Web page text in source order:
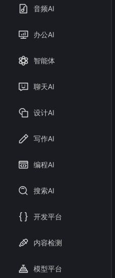
音频AI
办公AI
智能体
聊天AI
设计AI
写作AI
编程AI
搜索AI
开发平台
内容检测
模型平台